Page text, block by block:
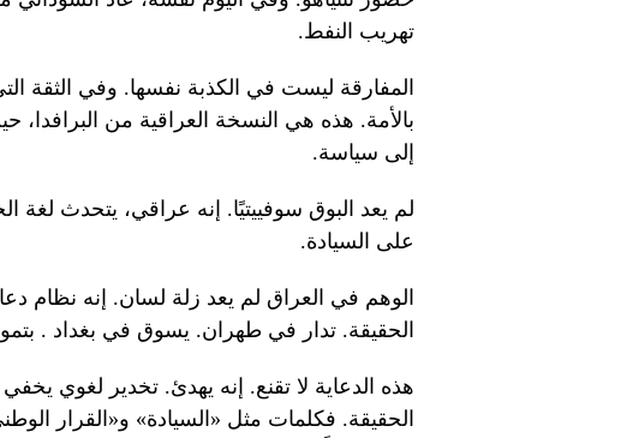
تهريب النفط.
المفارقة ليست في الكذبة نفسها. وفي الثقة
بالأمة. هذه هي النسخة العراقية من البرافدا،
إلى سياسة.
لم يعد البوق سوفييتيًا. إنه عراقي، يتحدث لغة
على السيادة.
الوهم في العراق لم يعد زلة لسان. إنه نظام
الحقيقة. تدار في طهران. يسوق في بغداد .
هذه الدعاية لا تقنع. إنه يهدئ. تخدير لغوي
الحقيقة. فكلمات مثل «السيادة» و«القرار